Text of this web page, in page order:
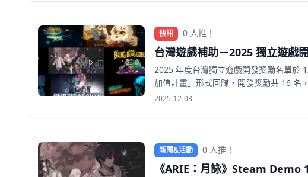
快訊 0 人推！
台灣遊戲補助－2025 獨立遊戲
2025 年度台灣獨立遊戲開發獎勵名單於
加值計畫」形式回歸，開發獎勵共 16 名
2025-12-03
新聞&活動 0 人推！
《ARIE：月詠》Steam Demo